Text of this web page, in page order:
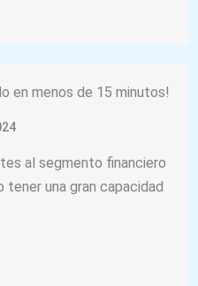
en menos de 15 minutos!
al segmento financiero
una gran capacidad